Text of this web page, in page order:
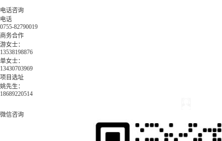
电话咨询
电话
0755-82790019
商务合作
游女士：
13538198876
单女士：
13430703969
项目选址
姚先生：
18689220514
微信咨询